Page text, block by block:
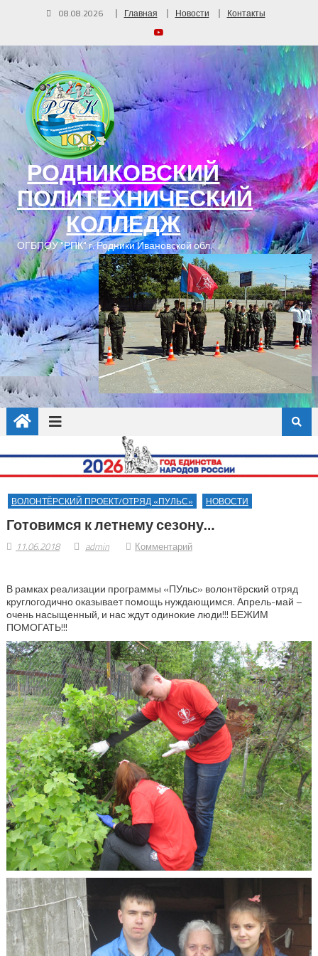
08.08.2026 Главная Новости Контакты
РОДНИКОВСКИЙ
ПОЛИТЕХНИЧЕСКИЙ
КОЛЛЕДЖ
ОГБПОУ "РПК" г. Родники Ивановской обл.
ВОЛОНТЁРСКИЙ ПРОЕКТ/ОТРЯД «ПУЛЬС» НОВОСТИ
Готовимся к летнему сезону…
11.06.2018 admin Комментарий
В рамках реализации программы «ПУльс» волонтёрский отряд
круглогодично оказывает помощь нуждающимся. Апрель-май –
очень насыщенный, и нас ждут одинокие люди!!! БЕЖИМ
ПОМОГАТЬ!!!